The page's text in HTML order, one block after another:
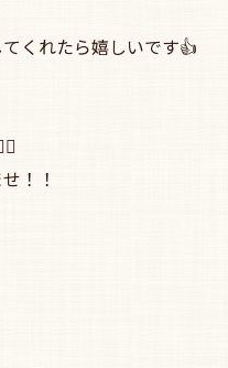
くれたら嬉しいです👍
！！